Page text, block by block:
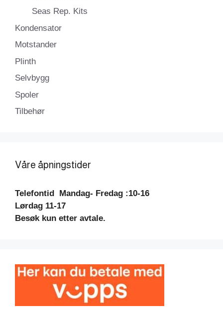
Seas Rep. Kits
Kondensator
Motstander
Plinth
Selvbygg
Spoler
Tilbehør
Våre åpningstider
Telefontid Mandag- Fredag :10-16
Lørdag 11-17
Besøk kun etter avtale.